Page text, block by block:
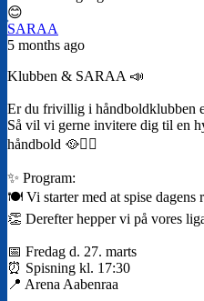
SARAA
5 months ago
Klubben & SARAA 📣
Er du frivillig i håndboldklubben
Så vil vi gerne invitere dig til en
håndbold 🥘🤾‍♀️
✨ Program:
🍽️ Vi starter med at spise dagens
👏 Derefter hepper vi på vores
📅 Fredag d. 27. marts
⏰ Spisning kl. 17:30
📍 Arena Aabenraa